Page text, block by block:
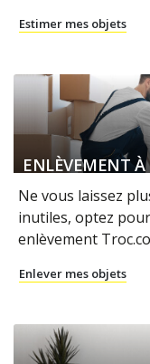
Estimer mes objets
ENLÈVEMENT
Ne vous laissez
inutiles, optez
enlèvement
Enlever mes objets